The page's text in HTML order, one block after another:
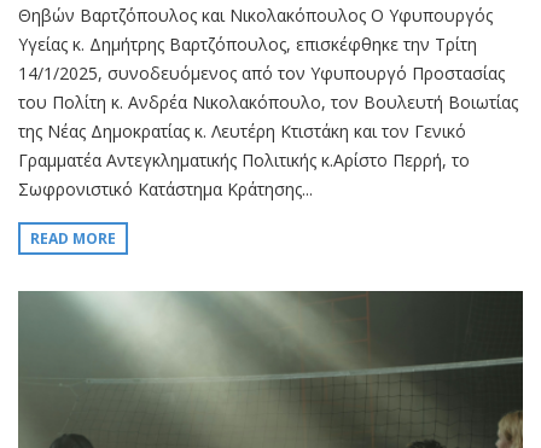
Θηβών Βαρτζόπουλος και Νικολακόπουλος Ο Υφυπουργός
Υγείας κ. Δημήτρης Βαρτζόπουλος, επισκέφθηκε την Τρίτη
14/1/2025, συνοδευόμενος από τον Υφυπουργό Προστασίας
του Πολίτη κ. Ανδρέα Νικολακόπουλο, τον Βουλευτή Βοιωτίας
της Νέας Δημοκρατίας κ. Λευτέρη Κτιστάκη και τον Γενικό
Γραμματέα Αντεγκληματικής Πολιτικής κ.Αρίστο Περρή, το
Σωφρονιστικό Κατάστημα Κράτησης...
READ MORE